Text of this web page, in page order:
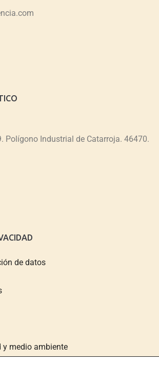
Polígono Industrial de Catarroja. 46470.
de datos
y medio ambiente